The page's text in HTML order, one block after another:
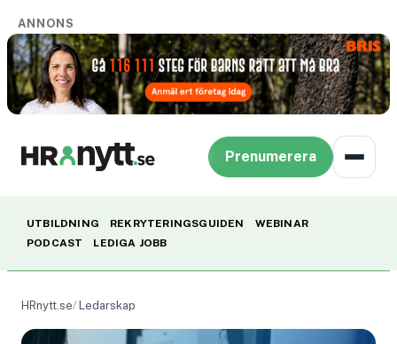
ANNONS
Prenumerera
UTBILDNING REKRYTERINGSGUIDEN
WEBINAR
PODCAST
LEDIGA JOBB
HRnytt.se Ledarskap